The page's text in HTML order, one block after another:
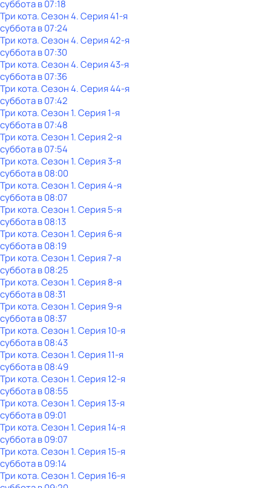
субботав07:18
Три кота. Сезон 4. Серия 41-я
субботав07:24
Три кота. Сезон 4. Серия 42-я
субботав07:30
Три кота. Сезон 4. Серия 43-я
субботав07:36
Три кота. Сезон 4. Серия 44-я
субботав07:42
Три кота. Сезон 1. Серия 1-я
субботав07:48
Три кота. Сезон 1. Серия 2-я
субботав07:54
Три кота. Сезон 1. Серия 3-я
субботав08:00
Три кота. Сезон 1. Серия 4-я
субботав08:07
Три кота. Сезон 1. Серия 5-я
субботав08:13
Три кота. Сезон 1. Серия 6-я
субботав08:19
Три кота. Сезон 1. Серия 7-я
субботав08:25
Три кота. Сезон 1. Серия 8-я
субботав08:31
Три кота. Сезон 1. Серия 9-я
субботав08:37
Три кота. Сезон 1. Серия 10-я
субботав08:43
Три кота. Сезон 1. Серия 11-я
субботав08:49
Три кота. Сезон 1. Серия 12-я
субботав08:55
Три кота. Сезон 1. Серия 13-я
субботав09:01
Три кота. Сезон 1. Серия 14-я
субботав09:07
Три кота. Сезон 1. Серия 15-я
субботав09:14
Три кота. Сезон 1. Серия 16-я